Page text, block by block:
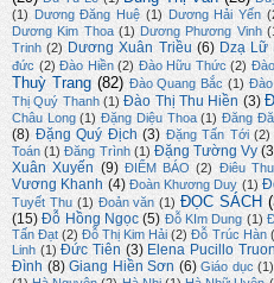
(1) Dương Đăng Huệ (1) Dương Hải Yến
Dương Kim Thoa (1) Dương Phương Vinh
Trinh (2) Dương Xuân Triều (6) Dzạ Lữ
đức (2) Đào Hiền (2) Đào Hữu Thức (2)
Thuỳ Trang (82) Đào Quang Bắc (1)
Thị Quý Thanh (1) Đào Thị Thu Hiền (3)
Châu Long (1) Đặng Diệu Thoa (1) Đăng
(8) Đặng Quý Địch (3) Đặng Tấn Tới (2)
Toán (1) Đăng Trình (1) Đặng Tường Vy
Xuân Xuyến (9) ĐIỂM BÁO (2) Điêu
Vương Khanh (4) Đoàn Khương Duy (1)
Tuyết Thu (1) Đoản văn (1) ĐỌC SÁCH
(15) Đỗ Hồng Ngọc (5) Đỗ KIm Dung (1)
Tấn Đạt (2) Đỗ Thị Kim Hải (2) Đỗ Trúc Hàn
Linh (1) Đức Tiên (3) Elena Pucillo
Đình (8) Giang Hiền Sơn (6) Giáo dục (1)